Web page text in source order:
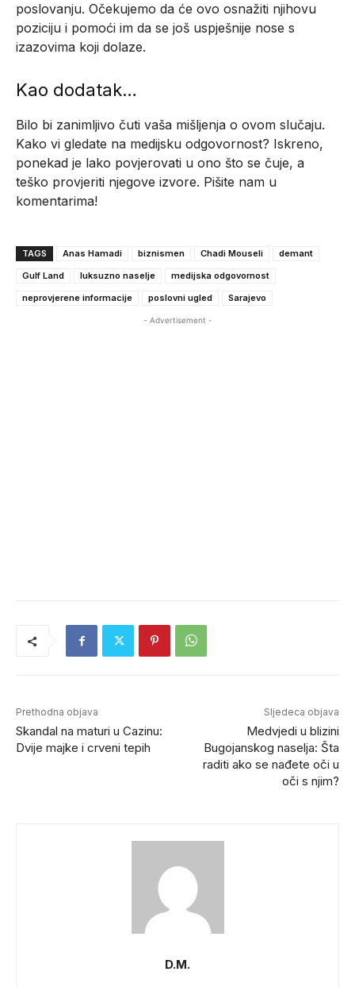
poslovanju. Očekujemo da će ovo osnažiti njihovu
poziciju i pomoći im da se još uspješnije nose s
izazovima koji dolaze.
Kao dodatak…
Bilo bi zanimljivo čuti vaša mišljenja o ovom slučaju.
Kako vi gledate na medijsku odgovornost? Iskreno,
ponekad je lako povjerovati u ono što se čuje, a
teško provjeriti njegove izvore. Pišite nam u
komentarima!
TAGS Anas Hamadi biznismen Chadi Mouseli
demant
Gulf Land
luksuzno naselje
medijska odgovornost
neprovjerene informacije
poslovni ugled Sarajevo
- Advertisement -
Prethodna objava
Skandal na maturi u Cazinu:
Dvije majke i crveni tepih
Sljedeca objava
Medvjedi u blizini
Bugojanskog naselja: Šta
raditi ako se nađete oči u
oči s njim?
D.M.